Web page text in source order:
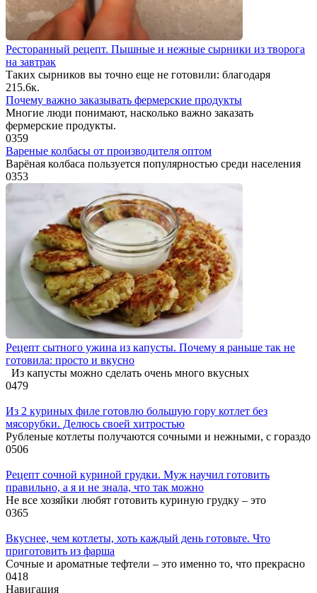
Ресторанный рецепт. Пышные и нежные сырники из творога
на завтрак
Таких сырников вы точно еще не готовили: благодаря
215.6к.
Почему важно заказывать фермерские продукты
Многие люди понимают, насколько важно заказать
фермерские продукты.
0359
Вареные колбасы от производителя оптом
Варёная колбаса пользуется популярностью среди населения
0353
Рецепт сытного ужина из капусты. Почему я раньше так не
готовила: просто и вкусно
Из капусты можно сделать очень много вкусных
0479
Из 2 куриных филе готовлю большую гору котлет без
мясорубки. Делюсь своей хитростью
Рубленые котлеты получаются сочными и нежными, с гораздо
0506
Рецепт сочной куриной грудки. Муж научил готовить
правильно, а я и не знала, что так можно
Не все хозяйки любят готовить куриную грудку – это
0365
Вкуснее, чем котлеты, хоть каждый день готовьте. Что
приготовить из фарша
Сочные и ароматные тефтели – это именно то, что прекрасно
0418
Навигация